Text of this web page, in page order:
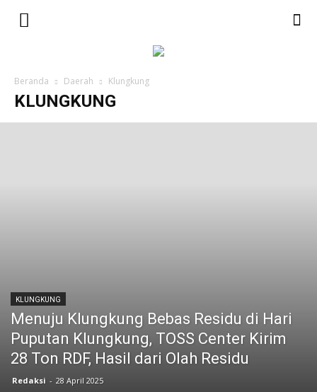
Beranda Daerah Klungkung
KLUNGKUNG
KLUNGKUNG
Menuju Klungkung Bebas Residu di Hari
Puputan Klungkung, TOSS Center Kirim
28 Ton RDF, Hasil dari Olah Residu
Redaksi - 28 April 2025